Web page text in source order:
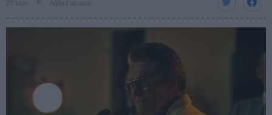
27 Ιούν Λήδα Γαλανού